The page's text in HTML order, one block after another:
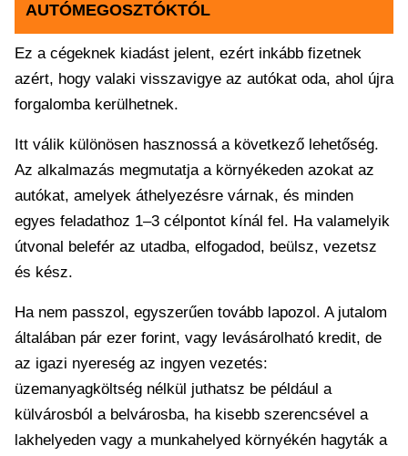
AUTÓMEGOSZTÓKTÓL
Ez a cégeknek kiadást jelent, ezért inkább fizetnek
azért, hogy valaki visszavigye az autókat oda, ahol újra
forgalomba kerülhetnek.
Itt válik különösen hasznossá a következő lehetőség.
Az alkalmazás megmutatja a környékeden azokat az
autókat, amelyek áthelyezésre várnak, és minden
egyes feladathoz 1–3 célpontot kínál fel. Ha valamelyik
útvonal belefér az utadba, elfogadod, beülsz, vezetsz
és kész.
Ha nem passzol, egyszerűen tovább lapozol. A jutalom
általában pár ezer forint, vagy levásárolható kredit, de
az igazi nyereség az ingyen vezetés:
üzemanyagköltség nélkül juthatsz be például a
külvárosból a belvárosba, ha kisebb szerencsével a
lakhelyeden vagy a munkahelyed környékén hagyták a